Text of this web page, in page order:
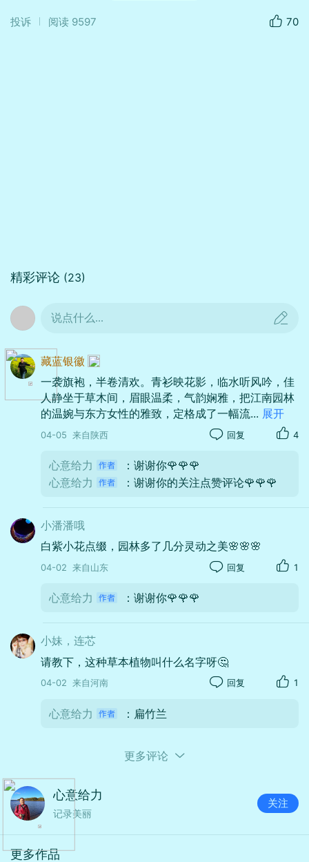
节也很精致，完美勾勒出温婉的东方体态。
在户外园林的深色岩石上，背景是层次丰
富的绿植，有鲜嫩的新叶灌木、高大的乔木，
还有隐约可见的水景和置石，充满了自然生
机，明媚的自然光洒在场景中，营造出一种静
自然光柔和地打在人物身上，画面整体色
很有温度，营造出一种春日里静谧雅致、如诗
投诉 阅读 9597 70
精彩评论 (23)
说点什么...
藏蓝银徽
一袭旗袍，半卷清欢。青衫映花影，临水听风吟，佳
人静坐于草木间，眉眼温柔，气韵娴雅，把江南园林
的温婉与东方女性的雅致，定格成了一幅流... 展开
04-05 来自陕西 回复 4
心意给力
：谢谢你🌹🌹🌹
心意给力
：谢谢你的关注点赞评论🌹🌹🌹
小潘潘哦
白紫小花点缀，园林多了几分灵动之美🌸🌸🌸
04-02 来自山东 回复 1
心意给力 ：谢谢你🌹🌹🌹
小妹，连芯
请教下，这种草本植物叫什么名字呀🤔
04-02 来自河南 回复 1
心意给力 ：扁竹兰
更多评论
心意给力
记录美丽
关注
更多作品